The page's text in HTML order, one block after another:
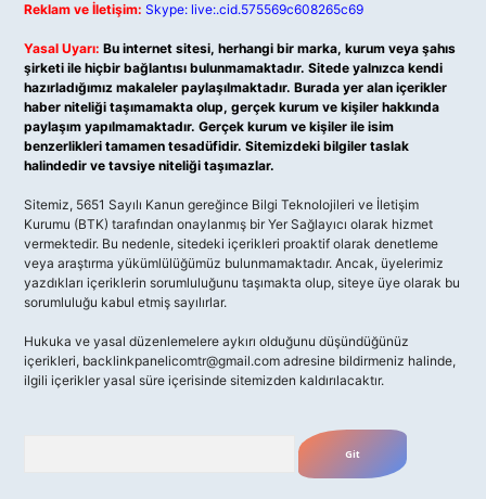
Reklam ve İletişim: Skype: live:.cid.575569c608265c69
Yasal Uyarı: Bu internet sitesi, herhangi bir marka, kurum veya şahıs
şirketi ile hiçbir bağlantısı bulunmamaktadır. Sitede yalnızca kendi
hazırladığımız makaleler paylaşılmaktadır. Burada yer alan içerikler
haber niteliği taşımamakta olup, gerçek kurum ve kişiler hakkında
paylaşım yapılmamaktadır. Gerçek kurum ve kişiler ile isim
benzerlikleri tamamen tesadüfidir. Sitemizdeki bilgiler taslak
halindedir ve tavsiye niteliği taşımazlar.
Sitemiz, 5651 Sayılı Kanun gereğince Bilgi Teknolojileri ve İletişim
Kurumu (BTK) tarafından onaylanmış bir Yer Sağlayıcı olarak hizmet
vermektedir. Bu nedenle, sitedeki içerikleri proaktif olarak denetleme
veya araştırma yükümlülüğümüz bulunmamaktadır. Ancak, üyelerimiz
yazdıkları içeriklerin sorumluluğunu taşımakta olup, siteye üye olarak bu
sorumluluğu kabul etmiş sayılırlar.
Hukuka ve yasal düzenlemelere aykırı olduğunu düşündüğünüz
içerikleri, backlinkpanelicomtr@gmail.com adresine bildirmeniz halinde,
ilgili içerikler yasal süre içerisinde sitemizden kaldırılacaktır.